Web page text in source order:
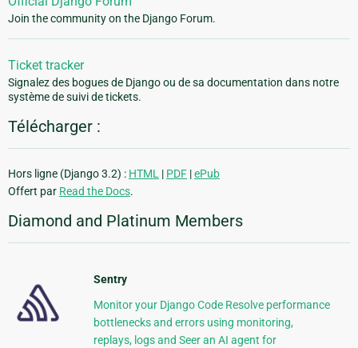
Join the community on the Django Forum.
Ticket tracker
Signalez des bogues de Django ou de sa documentation dans notre
système de suivi de tickets.
Télécharger :
Hors ligne (Django 3.2) : HTML | PDF |ePub
Offert par Read the Docs.
Diamond and Platinum Members
Sentry
Monitor your Django Code Resolve performance
bottlenecks and errors using monitoring,
replays, logs and Seer an AI agent for